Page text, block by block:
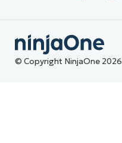
© Copyright NinjaOne 2026